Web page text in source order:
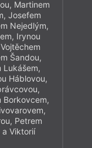
Martinem
Josefem
Nejedlým,
Irynou
Šandou,
Lukášem,
Háblovou,
Borkovcem,
Petrem
a Viktorií